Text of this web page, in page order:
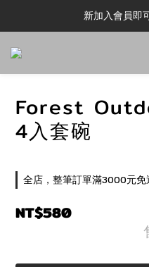
新加入會員即
新加入會員即
推薦好友露
Forest
4入套碗
全店，整筆訂單滿3000元
NT$580